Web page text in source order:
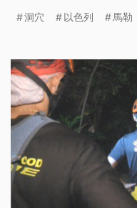
降而下，可以看見洞
刷，切割出不規則的
世紀八零年代，經希
洞穴 以色列 馬勒